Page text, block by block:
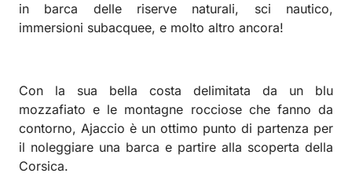
in barca delle riserve naturali, sci nautico,
immersioni subacquee, e molto altro ancora!
Con la sua bella costa delimitata da un blu
mozzafiato e le montagne rocciose che fanno da
contorno, Ajaccio è un ottimo punto di partenza per
il noleggiare una barca e partire alla scoperta della
Corsica.